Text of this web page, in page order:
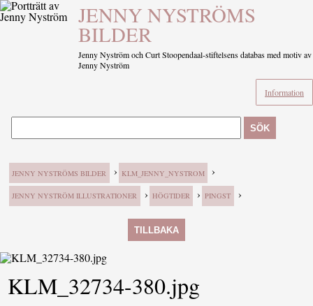
JENNY NYSTRÖMS
BILDER
Jenny Nyström och Curt Stoopendaal-stiftelsens databas med motiv av
Jenny Nyström
Information
SÖK
JENNY NYSTRÖMS BILDER › KLM_JENNY_NYSTROM ›
JENNY NYSTRÖM ILLUSTRATIONER › HÖGTIDER › PINGST ›
TILLBAKA
KLM_32734-380.jpg